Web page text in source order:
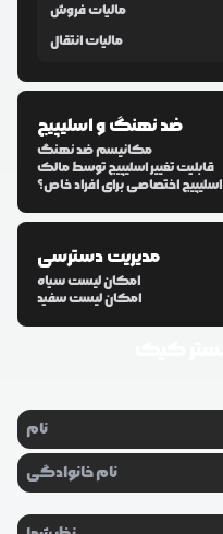
مالیات فروش
مالیات انتقال
ضد نهنگ و اسلیپیج
مکانیسم ضد نهنگ
قابلیت تغییر اسلیپیج توسط مالک
اسلیپیج اختصاصی برای افراد خاص؟
مدیریت دسترسی
امکان لیست سیاه
امکان لیست سفید